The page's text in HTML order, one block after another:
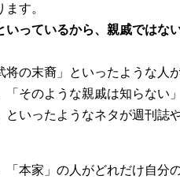
す。
いっているから、親戚ではない
の末裔」といったような人
「そのような親戚は知らない
いったようなネタが週刊誌
「本家」の人がどれだけ自分